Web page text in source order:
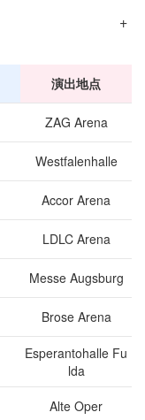
演出地点
ZAG Arena
Westfalenhalle
Accor Arena
LDLC Arena
Messe Augsburg
Brose Arena
Esperantohalle Fu
lda
Alte Oper